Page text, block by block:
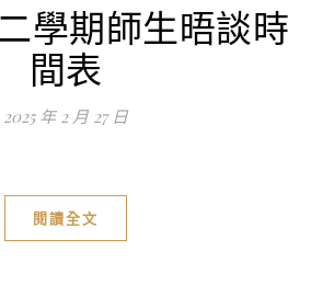
學期師生晤談時
間表
2025 年 2 月 27 日
閱讀全文